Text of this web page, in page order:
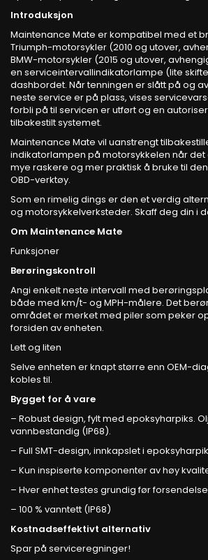
Introduksjon
Maintenance Mate er kompatibel med et
Triumph-motorsykler (2010 og utover,
BMW-motorsykler (2015 og utover,
en serviceintervallindikatorlampe (lite
dashbordet. Når tenningen er slått på og
neste service er på plass, vises
forbli på til servicen er utført og en
tilbakestilt systemet.
Maintenance Mate vil uanstrengt
indikatorlampen på motorsykkelen når
mye raskere og mer praktisk å bruke til
OBD-verktøy.
Som en rimelig dings er den et verdig
og motorsykkelverksteder. Skaff deg din i
Om Maintenance Mate
Funksjoner
Berøringskontroll
Angi enkelt neste intervall med
både med km/t- og MPH-målere. Det
området er merket med piler som peker
forsiden av enheten.
Lett og liten
Selve enheten er knapt større enn OEM-
kobles til.
Bygget for å vare
– Robust design, fylt med epoksyharpiks.
vannbestandig (IP68).
– Full SMT-design, innkapslet i
– Kun inspiserte komponenter av høy
– Hver enhet testes grundig før
– 100 % vanntett (IP68)
Kostnadseffektivt alternativ
Spar på serviceregninger!